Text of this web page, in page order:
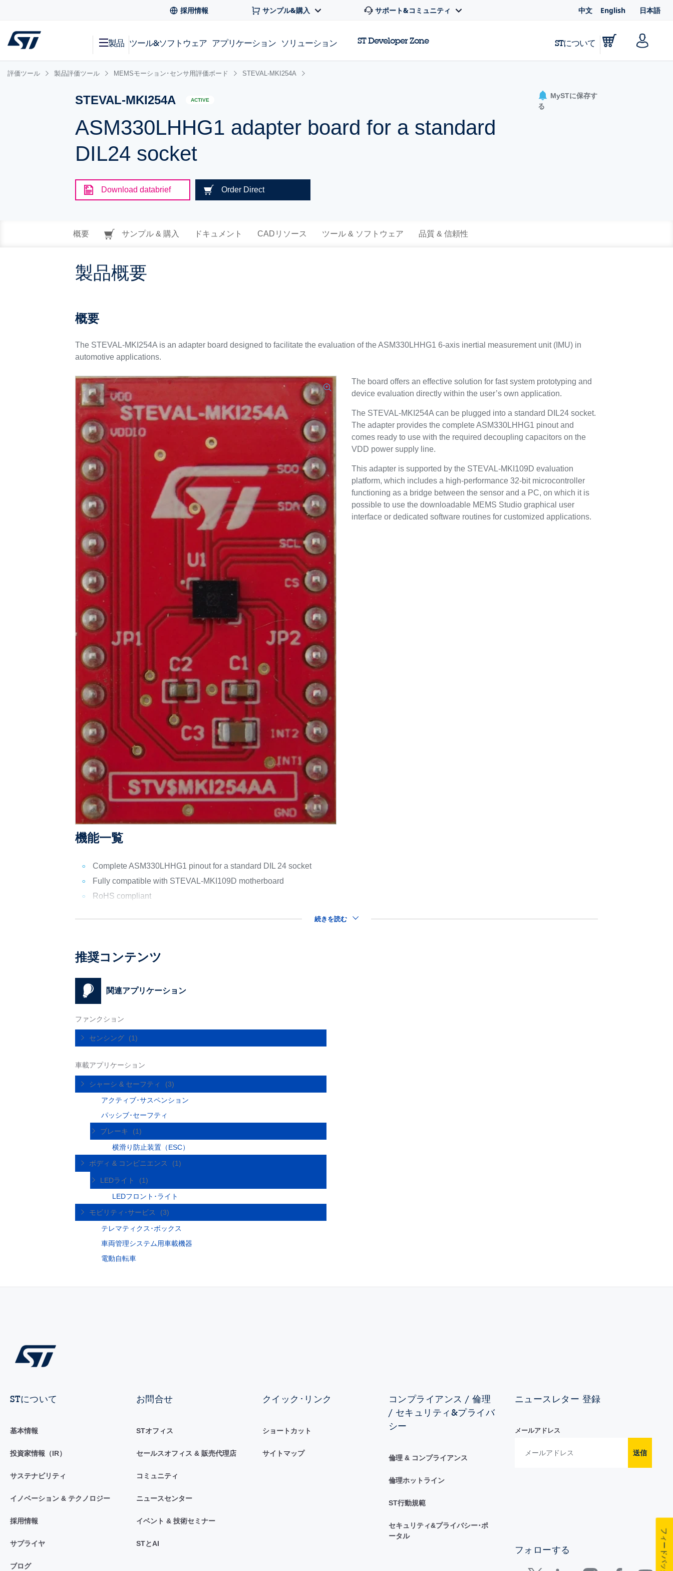
採用情報 サンプル&購入 サポート&コミュニティ 中文 English 日本語
製品 ツール&ソフトウェア アプリケーション ソリューション ST Developer Zone STについて
評価ツール 製品評価ツール MEMSモーション･センサ用評価ボード STEVAL-MKI254A
STEVAL-MKI254A ACTIVE
ASM330LHHG1 adapter board for a standard
DIL24 socket
MySTに保存す
る
Download databrief Order Direct
概要 サンプル & 購入 ドキュメント CADリソース ツール & ソフトウェア 品質 & 信頼性
製品概要
概要
The STEVAL-MKI254A is an adapter board designed to facilitate the evaluation of the ASM330LHHG1 6-axis inertial measurement unit (IMU) in
automotive applications.
The board offers an effective solution for fast system prototyping and
device evaluation directly within the user’s own application.
The STEVAL-MKI254A can be plugged into a standard DIL24 socket.
The adapter provides the complete ASM330LHHG1 pinout and
comes ready to use with the required decoupling capacitors on the
VDD power supply line.
This adapter is supported by the STEVAL-MKI109D evaluation
platform, which includes a high-performance 32-bit microcontroller
functioning as a bridge between the sensor and a PC, on which it is
possible to use the downloadable MEMS Studio graphical user
interface or dedicated software routines for customized applications.
機能一覧
Complete ASM330LHHG1 pinout for a standard DIL 24 socket
Fully compatible with STEVAL-MKI109D motherboard
RoHS compliant
続きを読む
推奨コンテンツ
関連アプリケーション
ファンクション
センシング (1)
車載アプリケーション
シャーシ & セーフティ
(3)
アクティブ･サスペンション
パッシブ･セーフティ
ブレーキ
(1)
横滑り防止装置（ESC）
ボディ & コンビニエンス
(1)
LEDライト
(1)
LEDフロント･ライト
モビリティ･サービス
(3)
テレマティクス･ボックス
車両管理システム用車載機器
電動自転車
STについて
基本情報
投資家情報（IR）
サステナビリティ
イノベーション & テクノロジー
採用情報
サプライヤ
ブログ
お問合せ
STオフィス
セールスオフィス & 販売代理店
コミュニティ
ニュースセンター
イベント & 技術セミナー
STとAI
クイック･リンク
ショートカット
サイトマップ
コンプライアンス / 倫理
/ セキュリティ&プライバ
シー
倫理 & コンプライアンス
倫理ホットライン
ST行動規範
セキュリティ&プライバシー･ポ
ータル
ニュースレター 登録
メールアドレス
送信
フォローする フィードバック